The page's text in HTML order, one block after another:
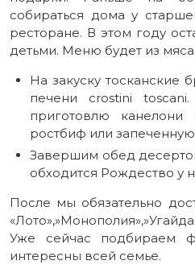
собираться дома у
ресторане. В этом году
детьми. Меню будет из мяса
На закуску тосканские
печени сrostini
приготовлю
ростбиф или
Завершим обед
обходится Рождество у
После мы обязательно
Уже сейчас подбираем
интересны всей семье.